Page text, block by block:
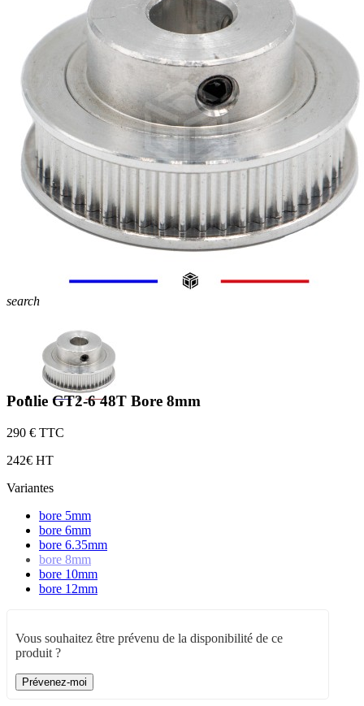
search
Poulie GT2-6 48T Bore 8mm
290 € TTC
242€ HT
Variantes
bore 5mm
bore 6mm
bore 6.35mm
bore 8mm
bore 10mm
bore 12mm
Vous souhaitez être prévenu de la disponibilité de ce
produit ?
Prévenez-moi